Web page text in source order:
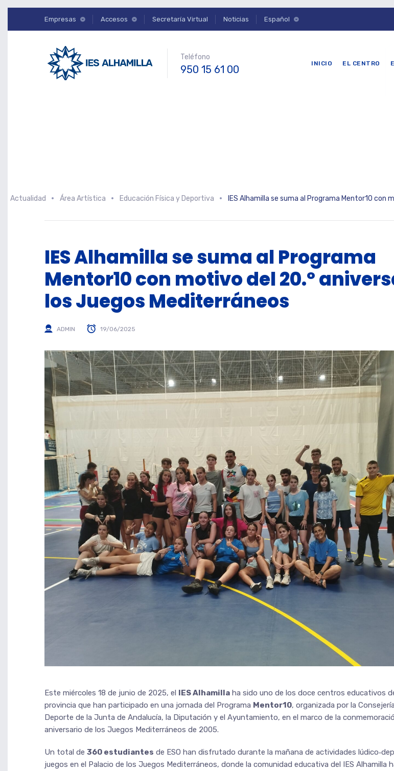
Empresas Accesos Secretaría Virtual Noticias Español
Teléfono
950 15 61 00 INICIO EL CENTRO
Actualidad Área Artística Educación Física y Deportiva IES Alhamilla se suma al Programa Mentor10 con
IES Alhamilla se suma al Programa
Mentor10 con motivo del 20.º
los Juegos Mediterráneos
ADMIN 19/06/2025
Este miércoles 18 de junio de 2025, el IES Alhamilla ha sido uno de los doce centros educativos
provincia que han participado en una jornada del Programa Mentor10, organizada por la
Deporte de la Junta de Andalucía, la Diputación y el Ayuntamiento, en el marco de la
aniversario de los Juegos Mediterráneos de 2005.
Un total de 360 estudiantes de ESO han disfrutado durante la mañana de actividades
juegos en el Palacio de los Juegos Mediterráneos, donde la comunidad educativa del IES Alhamilla